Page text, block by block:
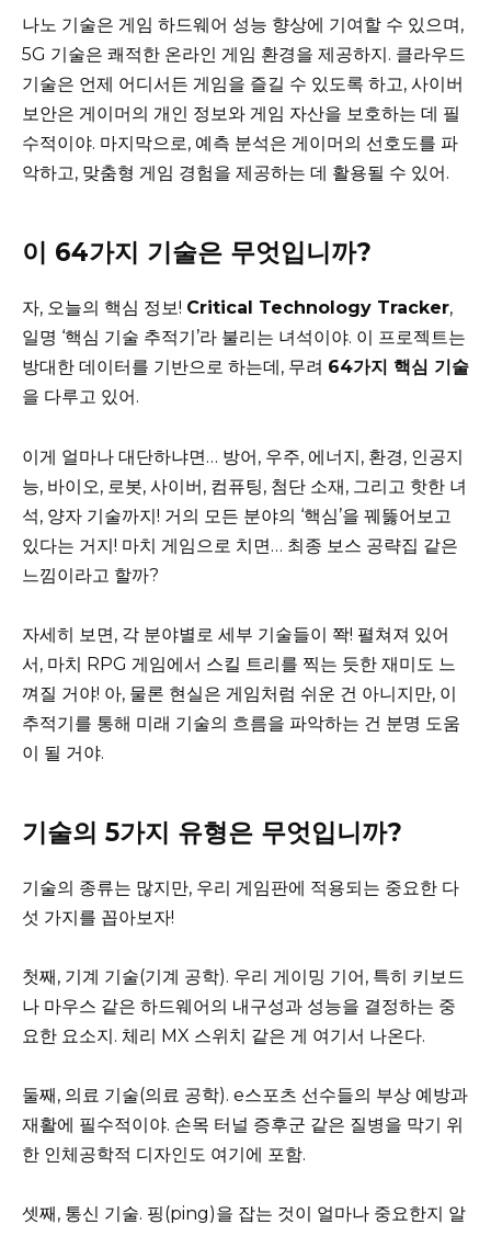
나노 기술은 게임 하드웨어 성능 향상에 기여할 수 있으며,
5G 기술은 쾌적한 온라인 게임 환경을 제공하지. 클라우드
기술은 언제 어디서든 게임을 즐길 수 있도록 하고, 사이버
보안은 게이머의 개인 정보와 게임 자산을 보호하는 데 필
수적이야. 마지막으로, 예측 분석은 게이머의 선호도를 파
악하고, 맞춤형 게임 경험을 제공하는 데 활용될 수 있어.
이 64가지 기술은 무엇입니까?
자, 오늘의 핵심 정보! Critical Technology Tracker,
일명 ‘핵심 기술 추적기’라 불리는 녀석이야. 이 프로젝트는
방대한 데이터를 기반으로 하는데, 무려 64가지 핵심 기술
을 다루고 있어.
이게 얼마나 대단하냐면… 방어, 우주, 에너지, 환경, 인공지
능, 바이오, 로봇, 사이버, 컴퓨팅, 첨단 소재, 그리고 핫한 녀
석, 양자 기술까지! 거의 모든 분야의 ‘핵심’을 꿰뚫어보고
있다는 거지! 마치 게임으로 치면… 최종 보스 공략집 같은
느낌이라고 할까?
자세히 보면, 각 분야별로 세부 기술들이 쫙! 펼쳐져 있어
서, 마치 RPG 게임에서 스킬 트리를 찍는 듯한 재미도 느
껴질 거야! 아, 물론 현실은 게임처럼 쉬운 건 아니지만, 이
추적기를 통해 미래 기술의 흐름을 파악하는 건 분명 도움
이 될 거야.
기술의 5가지 유형은 무엇입니까?
기술의 종류는 많지만, 우리 게임판에 적용되는 중요한 다
섯 가지를 꼽아보자!
첫째, 기계 기술(기계 공학). 우리 게이밍 기어, 특히 키보드
나 마우스 같은 하드웨어의 내구성과 성능을 결정하는 중
요한 요소지. 체리 MX 스위치 같은 게 여기서 나온다.
둘째, 의료 기술(의료 공학). e스포츠 선수들의 부상 예방과
재활에 필수적이야. 손목 터널 증후군 같은 질병을 막기 위
한 인체공학적 디자인도 여기에 포함.
셋째, 통신 기술. 핑(ping)을 잡는 것이 얼마나 중요한지 알